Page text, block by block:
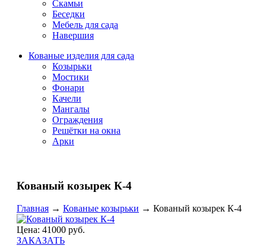
Скамьи
Беседки
Мебель для сада
Навершия
Кованые изделия для сада
Козырьки
Мостики
Фонари
Качели
Мангалы
Ограждения
Решётки на окна
Арки
Кованый козырек К-4
Главная → Кованые козырьки → Кованый козырек К-4
Цена: 41000 руб.
ЗАКАЗАТЬ